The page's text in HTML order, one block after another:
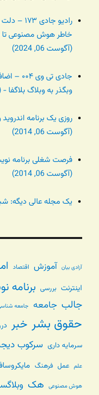
رادیو
خاطر هوش مصنوعی تا
(آگوست 06, 2024)
جادی تی
وبگذر به وبلاگ بلاگفا -
روزی یک برنامه
(آگوست 06, 2014)
فرصت شغلی برنامه
(آگوست 06, 2014)
یک مجله عالی دیگه: شبکه
آزادی بیان آموزش اقتصاد
اینترنت بررسی برنامه
جالب جامعه جامعه
حقوق بشر خبر
سرمایه داری سرکوب
علم عمل فرهنگ
هوش مصنوعی هک